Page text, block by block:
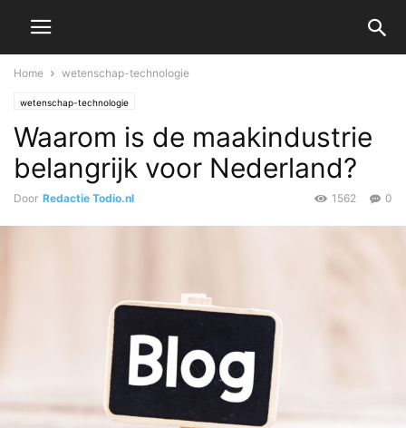
Home wetenschap-technologie
wetenschap-technologie
Waarom is de maakindustrie
belangrijk voor Nederland?
Door Redactie Todio.nl 0
1562